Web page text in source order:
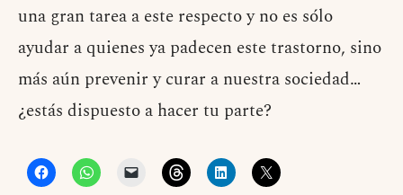
una gran tarea a este respecto y no es sólo
ayudar a quienes ya padecen este trastorno, sino
más aún prevenir y curar a nuestra sociedad…
¿estás dispuesto a hacer tu parte?